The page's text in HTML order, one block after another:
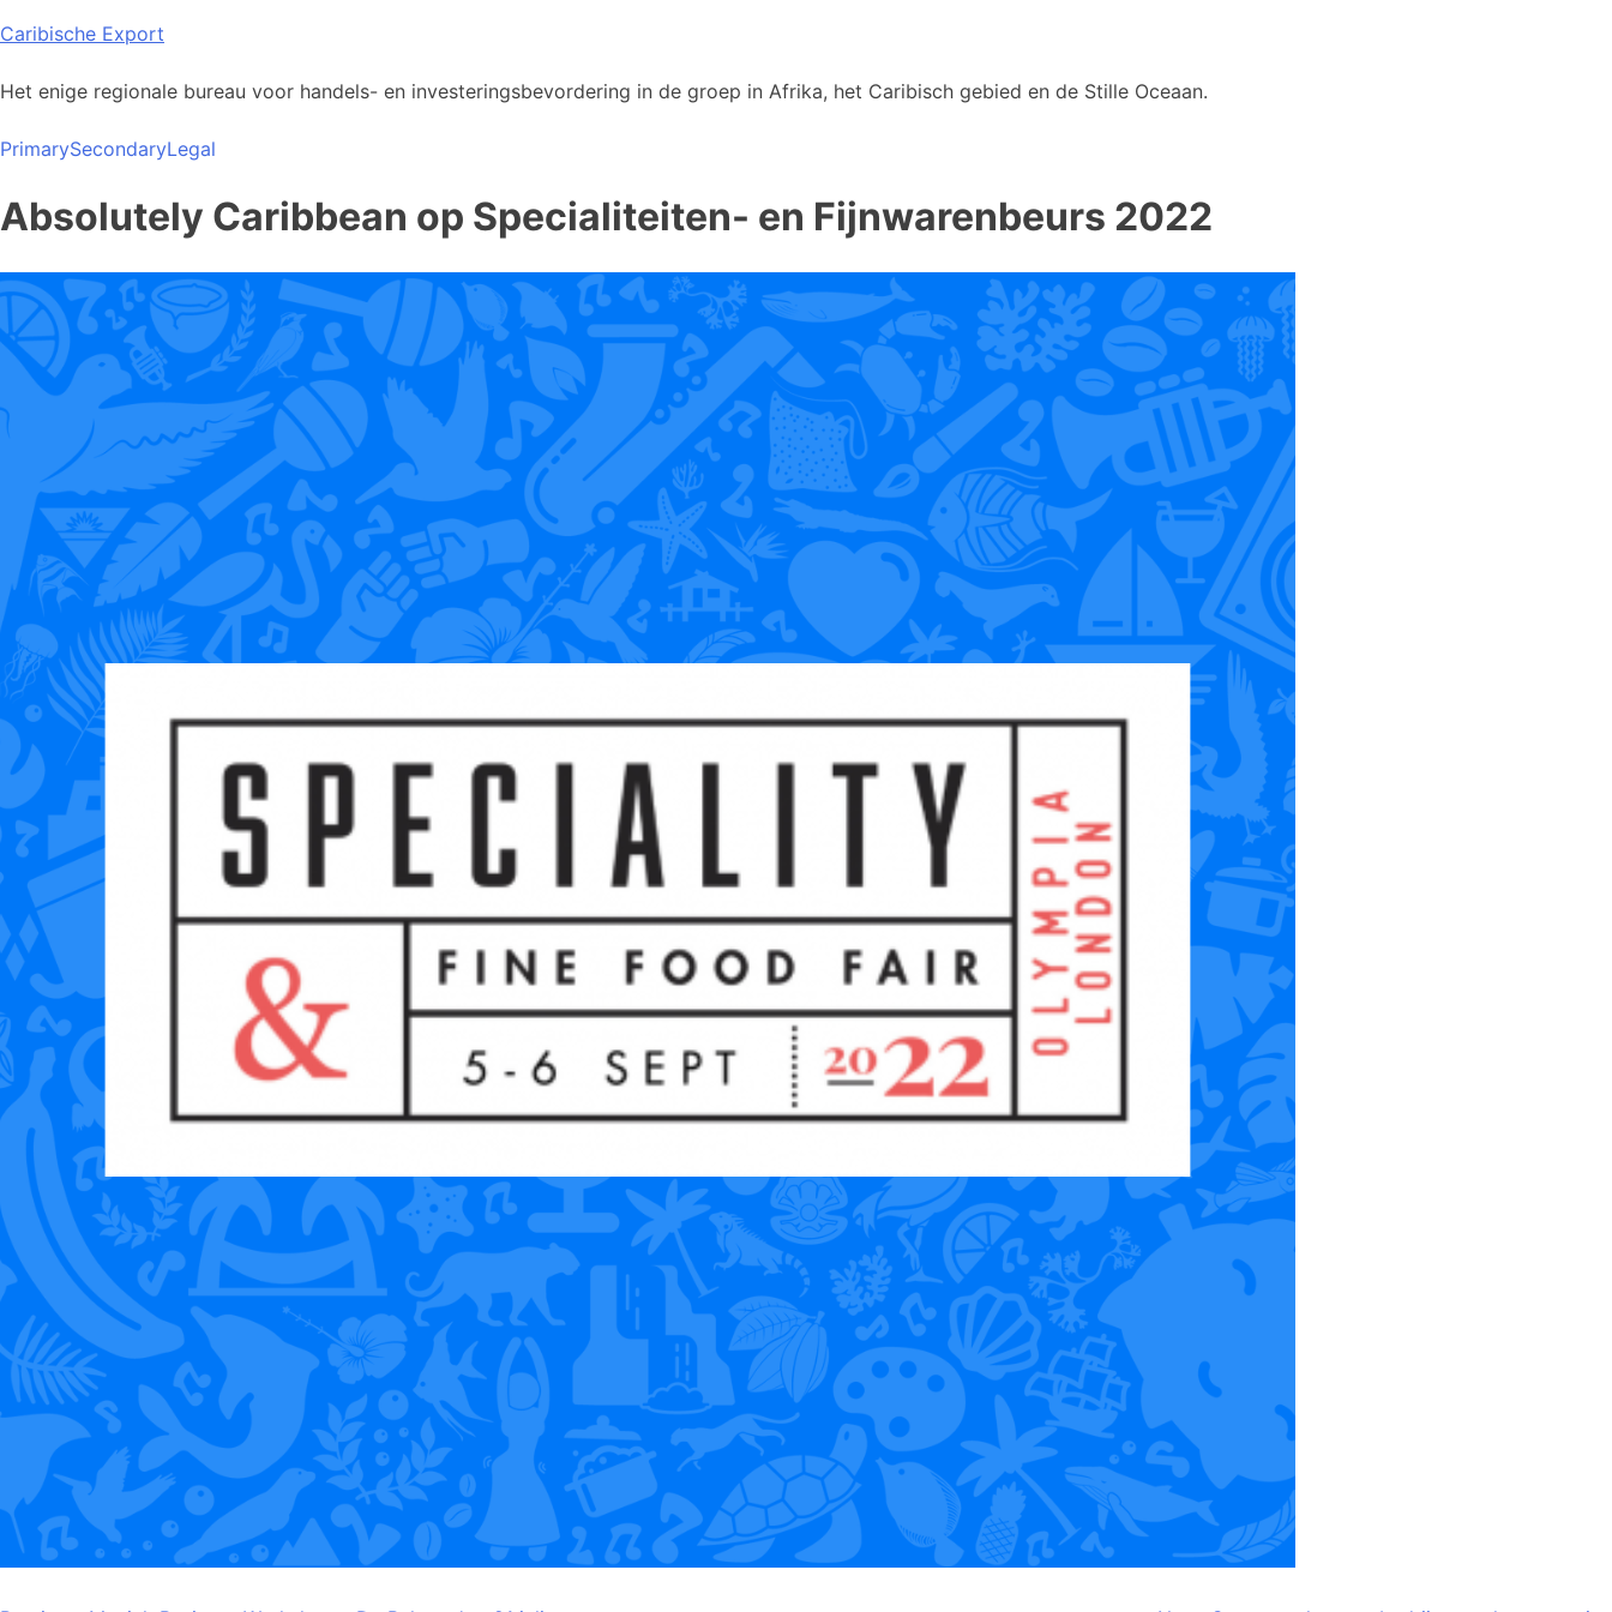
Skip
content
Caribische Export
Het enige regionale bureau voor handels- en investeringsbevordering in de groep in Afrika, het Caribisch gebied en de Stille Oceaan.
PrimarySecondaryLegal
Absolutely Caribbean op Specialiteiten- en Fijnwarenbeurs 2022